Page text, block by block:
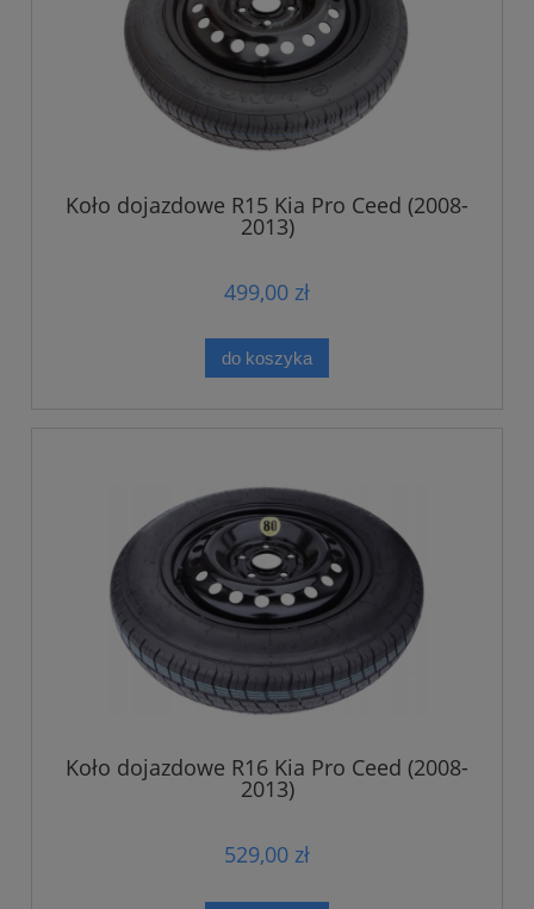
Koło dojazdowe R15 Kia Pro Ceed (2008-
2013)
499,00 zł
do koszyka
Koło dojazdowe R16 Kia Pro Ceed (2008-
2013)
529,00 zł